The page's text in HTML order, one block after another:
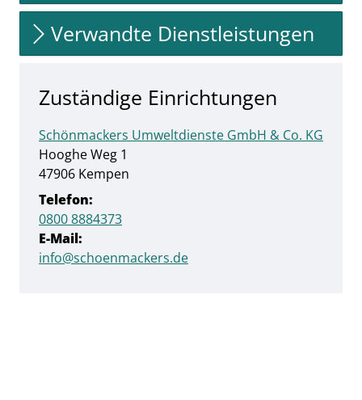
Verwandte Dienstleistungen
Zuständige Einrichtungen
Schönmackers Umweltdienste GmbH & Co. KG
Straße:
Hooghe Weg Hausnummer:
1
PLZ:
47906 Ort:
Kempen
Telefon:
0800 8884373
E-Mail:
info@schoenmackers.de